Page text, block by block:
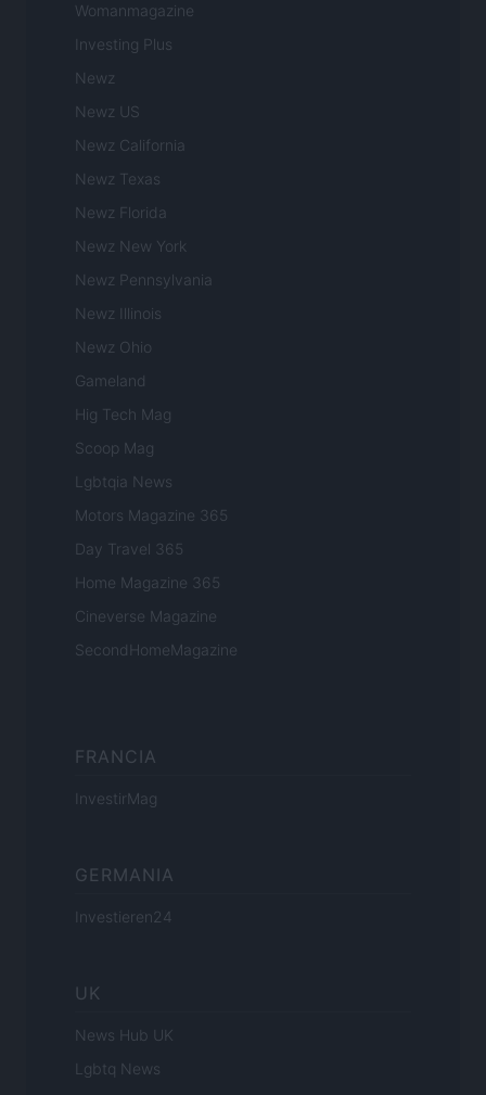
Womanmagazine
Investing Plus
Newz
Newz US
Newz California
Newz Texas
Newz Florida
Newz New York
Newz Pennsylvania
Newz Illinois
Newz Ohio
Gameland
Hig Tech Mag
Scoop Mag
Lgbtqia News
Motors Magazine 365
Day Travel 365
Home Magazine 365
Cineverse Magazine
SecondHomeMagazine
FRANCIA
InvestirMag
GERMANIA
Investieren24
UK
News Hub UK
Lgbtq News